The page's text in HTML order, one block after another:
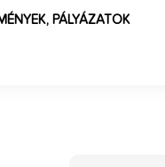
PÁLYÁZATOK